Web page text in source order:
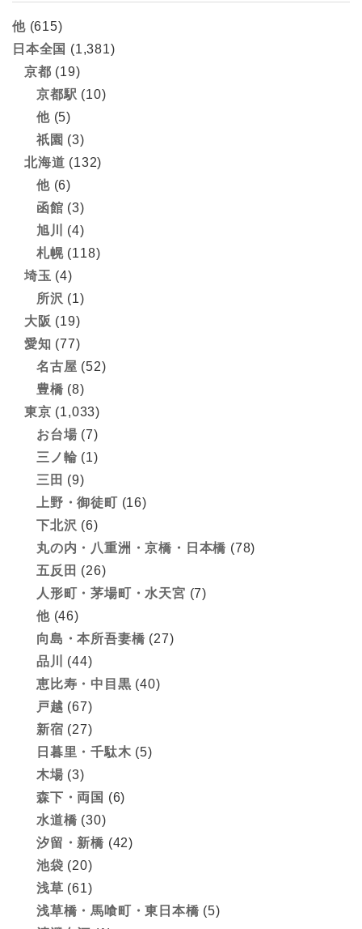
他(615)
日本全国 (1,381)
京都 (19)
京都駅 (10)
他(5)
祇園 (3)
北海道 (132)
他(6)
函館 (3)
旭川
(4)
札幌(118)
埼玉 (4)
所沢 (1)
大阪 (19)
愛知 (77)
名古屋 (52)
豊橋 (8)
東京 (1,033)
お台場 (7)
三ノ輪 (1)
三田 (9)
上野・御徒町 (16)
下北沢 (6)
丸の内・八重洲・京橋・日本橋 (78)
五反田 (26)
人形町・茅場町・水天宮 (7)
他(46)
向島・本所吾妻橋 (27)
品川
(44)
恵比寿・中目黒 (40)
戸越 (67)
新宿 (27)
日暮里・千駄木 (5)
木場 (3)
森下・両国 (6)
水道橋 (30)
汐留・新橋 (42)
池袋 (20)
浅草 (61)
浅草橋・馬喰町・東日本橋 (5)